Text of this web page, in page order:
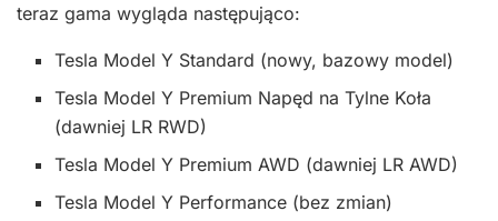
teraz gama wygląda następująco:
Tesla Model Y Standard (nowy, bazowy model)
Tesla Model Y Premium Napęd na Tylne Koła
(dawniej LR RWD)
Tesla Model Y Premium AWD (dawniej LR AWD)
Tesla Model Y Performance (bez zmian)